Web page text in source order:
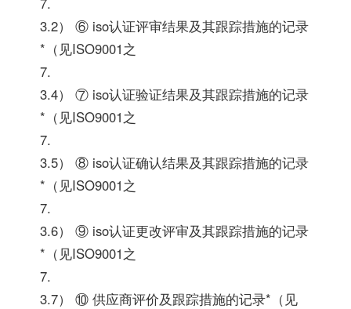
3.2） ⑥ iso认证评审结果及其跟踪措施的记录
*（见ISO9001之
7.
3.4） ⑦ iso认证验证结果及其跟踪措施的记录
*（见ISO9001之
7.
3.5） ⑧ iso认证确认结果及其跟踪措施的记录
*（见ISO9001之
7.
3.6） ⑨ iso认证更改评审及其跟踪措施的记录
*（见ISO9001之
7.
3.7） ⑩ 供应商评价及跟踪措施的记录*（见